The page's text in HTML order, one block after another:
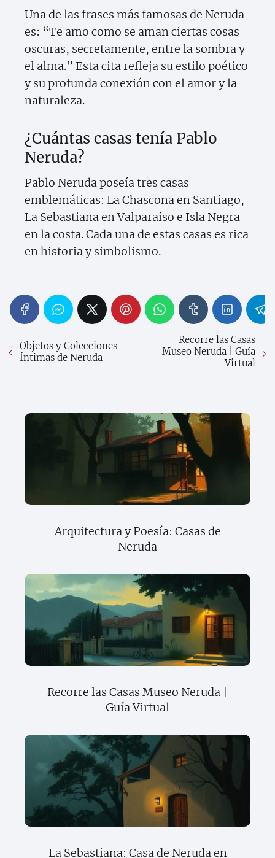
Una de las frases más famosas de Neruda
es: “Te amo como se aman ciertas cosas
oscuras, secretamente, entre la sombra y
el alma.” Esta cita refleja su estilo poético
y su profunda conexión con el amor y la
naturaleza.
¿Cuántas casas tenía Pablo
Neruda?
Pablo Neruda poseía tres casas
emblemáticas: La Chascona en Santiago,
La Sebastiana en Valparaíso e Isla Negra
en la costa. Cada una de estas casas es rica
en historia y simbolismo.
Objetos y Colecciones
Íntimas de Neruda
Recorre las Casas
Museo Neruda | Guía
Virtual
Arquitectura y Poesía: Casas de
Neruda
Recorre las Casas Museo Neruda |
Guía Virtual
La Sebastiana: Casa de Neruda en